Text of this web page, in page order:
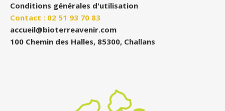
Conditions générales d'utilisation
Contact : 02 51 93 70 83
accueil@bioterreavenir.com
100 Chemin des Halles, 85300, Challans